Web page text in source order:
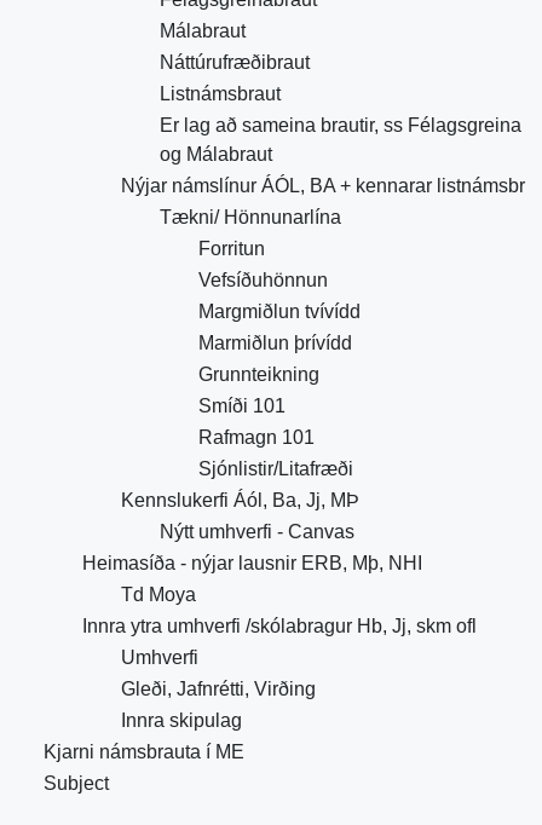
Málabraut
Náttúrufræðibraut
Listnámsbraut
Er lag að sameina brautir, ss Félagsgreina
og Málabraut
Nýjar námslínur ÁÓL, BA + kennarar listnámsbr
Tækni/ Hönnunarlína
Forritun
Vefsíðuhönnun
Margmiðlun tvívídd
Marmiðlun þrívídd
Grunnteikning
Smíði 101
Rafmagn 101
Sjónlistir/Litafræði
Kennslukerfi Áól, Ba, Jj, MÞ
Nýtt umhverfi - Canvas
Heimasíða - nýjar lausnir ERB, Mþ, NHI
Td Moya
Innra ytra umhverfi /skólabragur Hb, Jj, skm ofl
Umhverfi
Gleði, Jafnrétti, Virðing
Innra skipulag
Kjarni námsbrauta í ME
Subject